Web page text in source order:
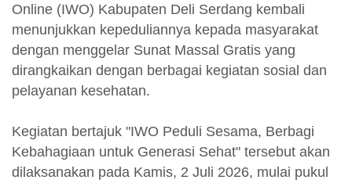
Online (IWO) Kabupaten Deli Serdang kembali
menunjukkan kepeduliannya kepada masyarakat
dengan menggelar Sunat Massal Gratis yang
dirangkaikan dengan berbagai kegiatan sosial dan
pelayanan kesehatan.
Kegiatan bertajuk "IWO Peduli Sesama, Berbagi
Kebahagiaan untuk Generasi Sehat" tersebut akan
dilaksanakan pada Kamis, 2 Juli 2026, mulai pukul